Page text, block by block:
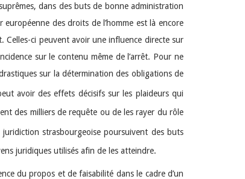
dans des buts de bonne administration
des droits de l’homme est là encore
Celles-ci peuvent avoir une influence directe sur
sur le contenu même de l’arrêt. Pour ne
sur la détermination des obligations de
avoir des effets décisifs sur les plaideurs qui
des milliers de requête ou de les rayer du rôle
strasbourgeoise poursuivent des buts
juridiques utilisés afin de les atteindre.
du propos et de faisabilité dans le cadre d’un